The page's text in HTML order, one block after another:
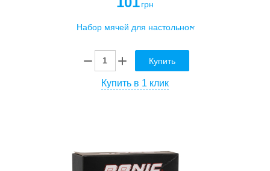
грн
Купить
Купить в 1 клик